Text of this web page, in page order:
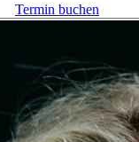
Termin buchen